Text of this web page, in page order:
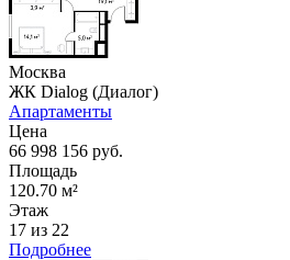
Москва
ЖК Dialog (Диалог)
Апартаменты
Цена
66 998 156 руб.
Площадь
120.70 м²
Этаж
17 из 22
Подробнее